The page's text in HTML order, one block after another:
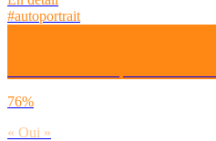
#autoportrait
76%
« Oui »